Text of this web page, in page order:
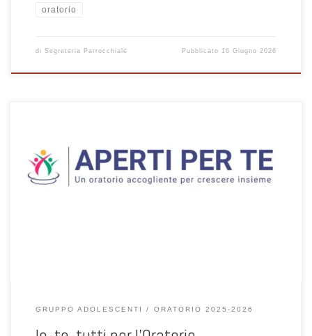
oratorio
di Segreteria Parrocchiale Pubblicato 16 Giugno 2026
COME I NOSTRI TALENTI ARRICCHISCONO APERTI PER TE L’ESPERIENZA DI
VOLONTARIATO IN ORATORIO Incontri rivolti a tutti i volontari adulti che
GRUPPO ADOLESCENTI ORATORIO 2025-2026